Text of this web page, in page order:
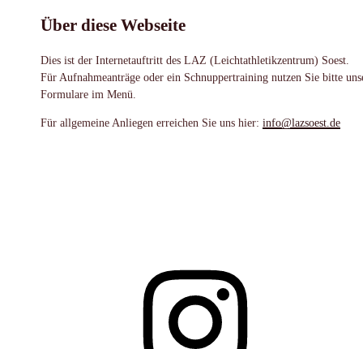
Über diese Webseite
Dies ist der Internetauftritt des LAZ (Leichtathletikzentrum) Soest.
Für Aufnahmeanträge oder ein Schnuppertraining nutzen Sie bitte
Formulare im Menü.
Für allgemeine Anliegen erreichen Sie uns hier: info@lazsoest.de